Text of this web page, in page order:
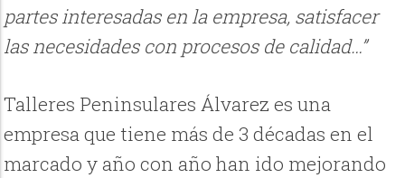
partes interesadas en la empresa, satisfacer
las necesidades con procesos de calidad…”
Talleres Peninsulares Álvarez es una
empresa que tiene más de 3 décadas en el
marcado y año con año han ido mejorando